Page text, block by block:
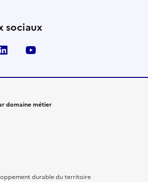
sociaux
Twitter)
linkedin
domaine métier
durable du territoire